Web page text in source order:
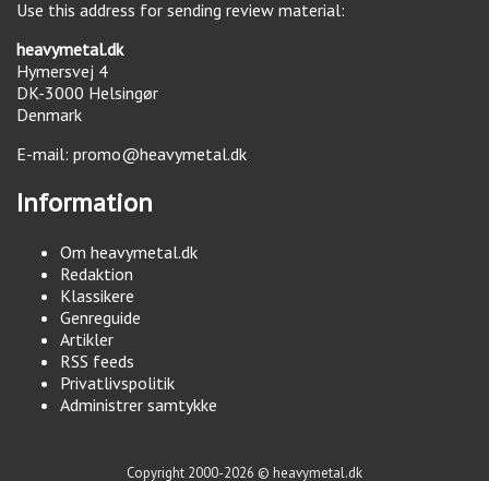
Use this address for sending review material:
heavymetal.dk
Hymersvej 4
DK-3000 Helsingør
Denmark
E-mail: promo@heavymetal.dk
Information
Om heavymetal.dk
Redaktion
Klassikere
Genreguide
Artikler
RSS feeds
Privatlivspolitik
Administrer samtykke
Copyright 2000-2026 © heavymetal.dk